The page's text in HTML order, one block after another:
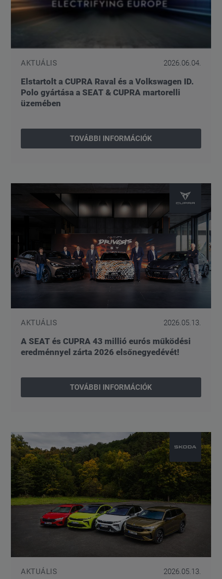
AKTUÁLIS 2026.06.04.
Elstartolt a CUPRA Raval és a Volkswagen ID.
Polo gyártása a SEAT & CUPRA martorelli
üzemében
TOVÁBBI INFORMÁCIÓK
AKTUÁLIS 2026.05.13.
A SEAT és CUPRA 43 millió eurós működési
eredménnyel zárta 2026 elsőnegyedévét!
TOVÁBBI INFORMÁCIÓK
AKTUÁLIS 2026.05.13.